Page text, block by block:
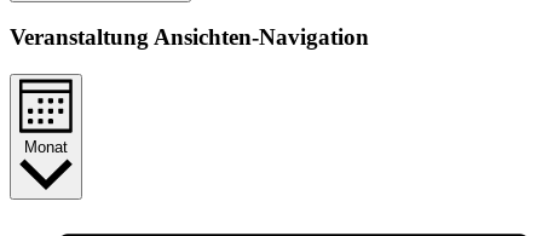
Veranstaltung Ansichten-Navigation
Monat